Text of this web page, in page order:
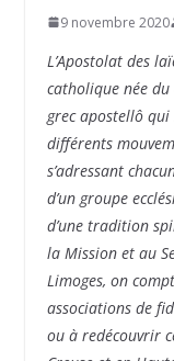
9 novembre 2020
L’Apostolat des
catholique née
grec apostellô qui
différents
s’adressant
d’un groupe
d’une tradition
la Mission et au
Limoges, on
associations de
ou à redécouvrir